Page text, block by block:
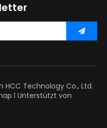
HCC Technology Co., Ltd.
l Unterstützt von